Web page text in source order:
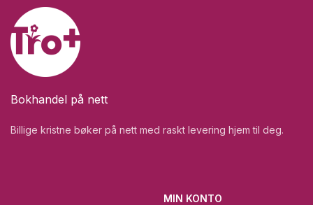
Bokhandel på nett
Billige kristne bøker på nett med raskt levering hjem til deg.
MIN KONTO